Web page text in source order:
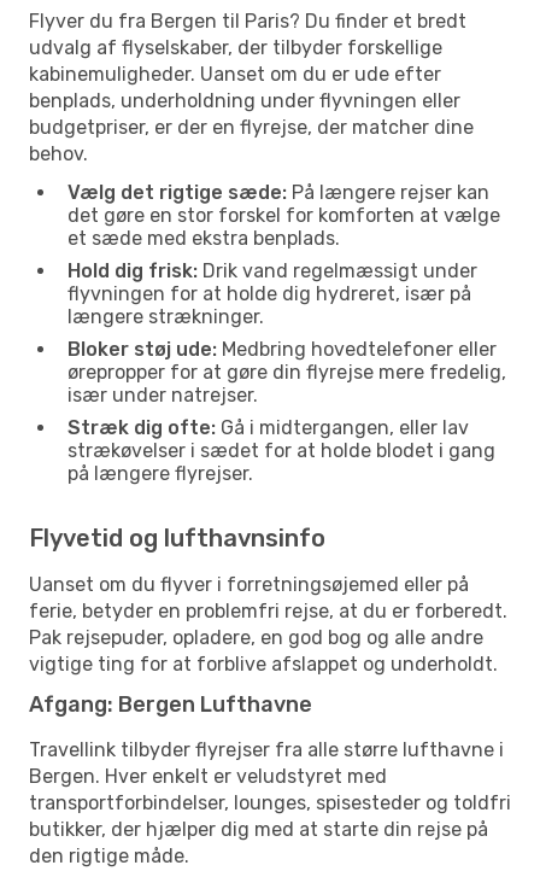
Flyver du fra Bergen til Paris? Du finder et bredt
udvalg af flyselskaber, der tilbyder forskellige
kabinemuligheder. Uanset om du er ude efter
benplads, underholdning under flyvningen eller
budgetpriser, er der en flyrejse, der matcher dine
behov.
Vælg det rigtige sæde: På længere rejser kan
det gøre en stor forskel for komforten at vælge
et sæde med ekstra benplads.
Hold dig frisk: Drik vand regelmæssigt under
flyvningen for at holde dig hydreret, især på
længere strækninger.
Bloker støj ude: Medbring hovedtelefoner eller
ørepropper for at gøre din flyrejse mere fredelig,
især under natrejser.
Stræk dig ofte: Gå i midtergangen, eller lav
strækøvelser i sædet for at holde blodet i gang
på længere flyrejser.
Flyvetid og lufthavnsinfo
Uanset om du flyver i forretningsøjemed eller på
ferie, betyder en problemfri rejse, at du er forberedt.
Pak rejsepuder, opladere, en god bog og alle andre
vigtige ting for at forblive afslappet og underholdt.
Afgang: Bergen Lufthavne
Travellink tilbyder flyrejser fra alle større lufthavne i
Bergen. Hver enkelt er veludstyret med
transportforbindelser, lounges, spisesteder og toldfri
butikker, der hjælper dig med at starte din rejse på
den rigtige måde.